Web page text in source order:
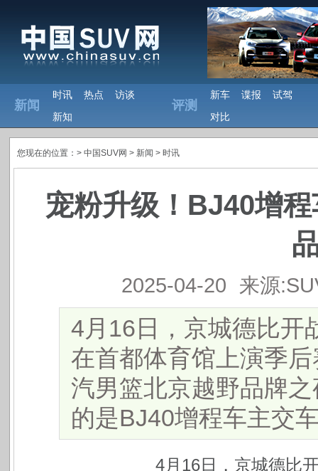
新闻
时讯 热点
访谈
新知
评测
新车 谍报
试驾
对比
您现在的位置：> 中国SUV网 > 新闻 > 时讯
宠粉升级！BJ40增
2025-04-20 来源
4月16日，京城德比开
在首都体育馆上演季
汽男篮北京越野品牌
的是BJ40增程车主交
4月16日，京城德比